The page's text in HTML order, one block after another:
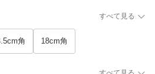
すべて見る
角 18cm角